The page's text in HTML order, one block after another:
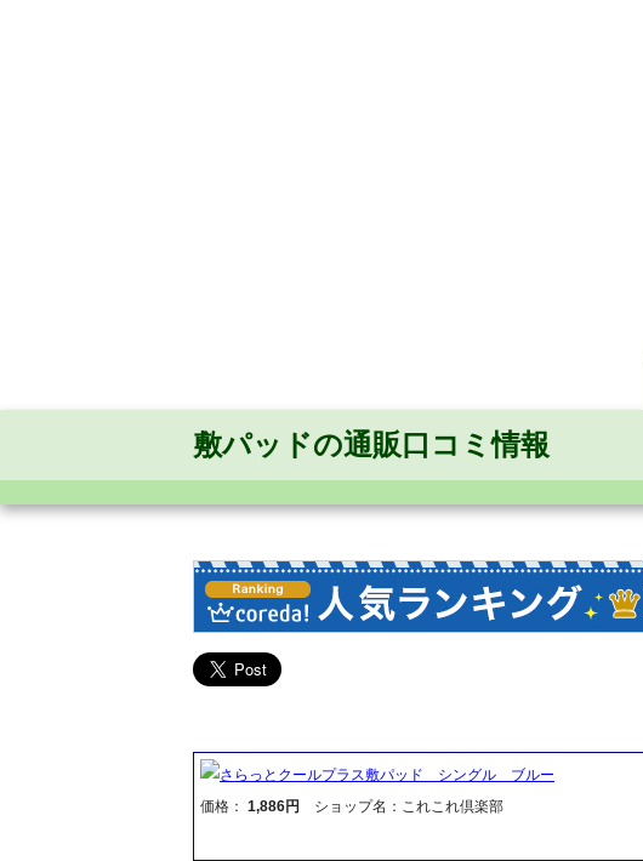
敷パッドの通販口コミ情報
さらっとクールプラス敷パッド シングル ブルー
価格： 1,886円 ショップ名：これこれ倶楽部